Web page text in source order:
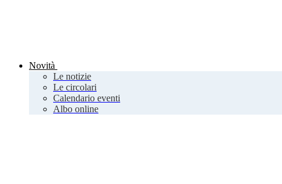
Novità
Le notizie
Le circolari
Calendario eventi
Albo online